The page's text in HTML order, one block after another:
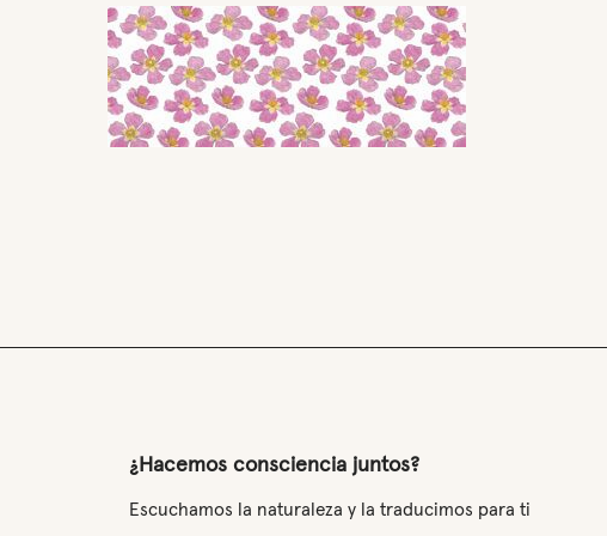
¿Hacemos consciencia juntos?
Escuchamos la naturaleza y la traducimos para ti